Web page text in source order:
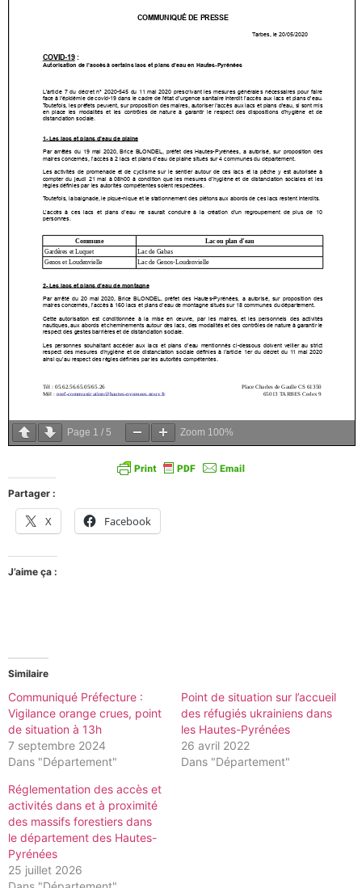
Page 1 / 5 Zoom 100%
Partager :
X Facebook
J’aime ça :
Similaire
Communiqué Préfecture :
Vigilance orange crues, point
de situation à 13h
7 septembre 2024
Dans "Département"
Point de situation sur l’accueil
des réfugiés ukrainiens dans
les Hautes-Pyrénées
26 avril 2022
Dans "Département"
Réglementation des accès et
activités dans et à proximité
des massifs forestiers dans
le département des Hautes-
Pyrénées
25 juillet 2026